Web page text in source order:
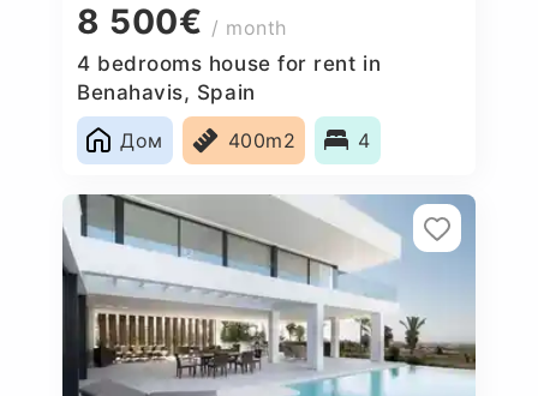
8 500€ / month
4 bedrooms house for rent in
Benahavis, Spain
Дом
400m2 4